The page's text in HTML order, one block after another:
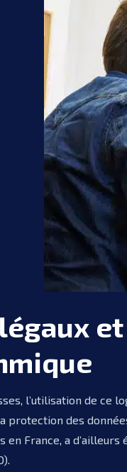
l’utilisation de ce
protection des
en France, a